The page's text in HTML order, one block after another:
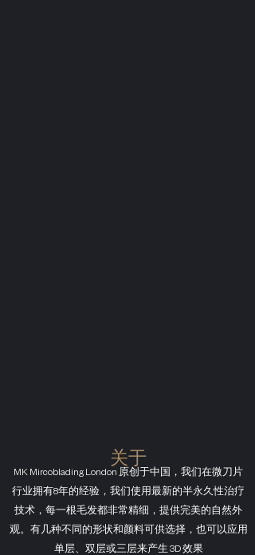
关于
MK Mircoblading London 原创于中国，我们在微刀片
行业拥有8年的经验，我们使用最新的半永久性治疗
技术，每一根毛发都非常精细，提供完美的自然外
观。有几种不同的形状和颜料可供选择，也可以应用
单层、双层或三层来产生 3D 效果